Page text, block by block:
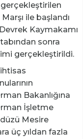
ile başlandı
Kaymakamı
sonra
gerçekleştirildi.
Bakanlığına
İşletme
Mesire
üç yıldan fazla